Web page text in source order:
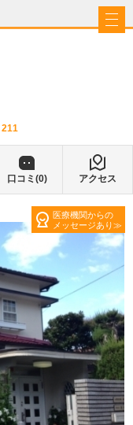
211
口コミ(0) アクセス
医療機関からの
メッセージあり